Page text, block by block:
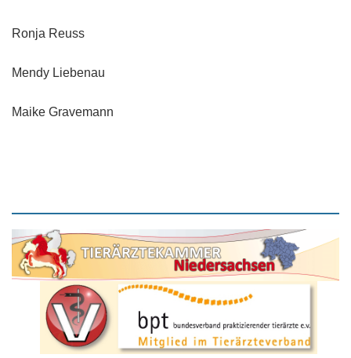
Ronja Reuss
Mendy Liebenau
Maike Gravemann